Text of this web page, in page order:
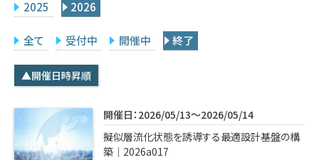
研究代表者専用 委員専用
学内専用
Q&A
アクセス・お問合せ
メルマガ
2025 2026
全て 受付中 開催中 終了
▲開催日時昇順
開催日：2026/05/13～2026/05/14
擬似層流化状態を誘導する最適設計基盤の構
築｜2026a017